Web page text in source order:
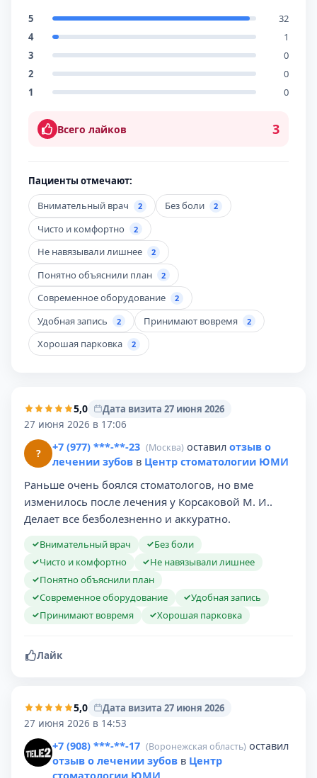
5
32
4
1
3
0
2
0
1
0
Всего лайков 3
Пациенты отмечают:
Внимательный врач
2 Без боли 2
Чисто и комфортно 2
Не навязывали лишнее 2
Понятно объяснили план 2
Современное оборудование 2
Удобная запись 2 Принимают вовремя 2
Хорошая парковка 2
5,0
Дата визита 27 июня 2026
27 июня 2026 в 17:06
? +7 (977) ***-**-23 (Москва) оставил отзыв о
лечении зубов в Центр стоматологии ЮМИ
Раньше очень боялся стоматологов, но вме
изменилось после лечения у Корсаковой М. И..
Делает все безболезненно и аккуратно.
✓Внимательный врач ✓Без боли
✓Чисто и комфортно ✓Не навязывали лишнее
✓Понятно объяснили план
✓Современное оборудование ✓Удобная запись
✓Принимают вовремя ✓Хорошая парковка
Лайк
5,0
Дата визита 27 июня 2026
27 июня 2026 в 14:53
+7 (908) ***-**-17 (Воронежская область) оставил
отзыв о лечении зубов в Центр
стоматологии ЮМИ